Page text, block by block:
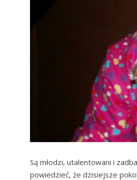
Są młodzi, utalentowani i
powiedzieć, że dzisiejsze